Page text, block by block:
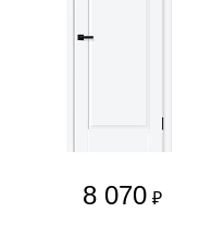
8 070 ₽